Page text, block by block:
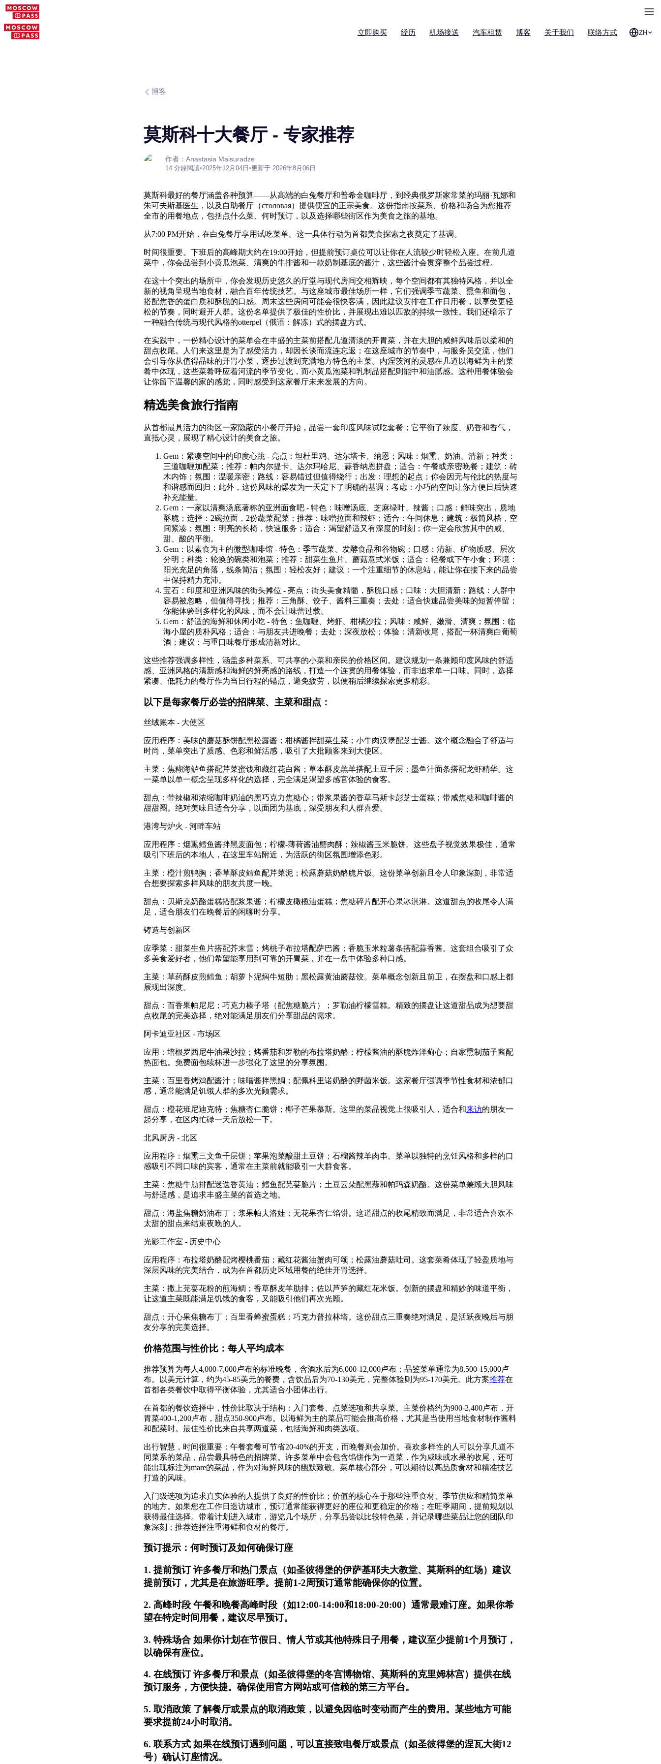
立即购买 经历 机场接送 汽车租赁 博客 关于我们 联络方式 ZH
博客
莫斯科十大餐厅 - 专家推荐
作者：Anastasia Maisuradze
14 分鐘閱讀•2025年12月04日 •更新于 2026年8月06日
莫斯科最好的餐厅涵盖各种预算——从高端的白兔餐厅和普希金咖啡厅，到经典俄罗斯家常菜的玛丽·瓦娜和
朱可夫斯基医生，以及自助餐厅（столовая）提供便宜的正宗美食。这份指南按菜系、价格和场合为您推荐
全市的用餐地点，包括点什么菜、何时预订，以及选择哪些街区作为美食之旅的基地。
从7:00 PM开始，在白兔餐厅享用试吃菜单。这一具体行动为首都美食探索之夜奠定了基调。
时间很重要。下班后的高峰期大约在19:00开始，但提前预订桌位可以让你在人流较少时轻松入座。在前几道
菜中，你会品尝到小黄瓜泡菜、清爽的牛排酱和一款奶制基底的酱汁，这些酱汁会贯穿整个品尝过程。
在这十个突出的场所中，你会发现历史悠久的厅堂与现代房间交相辉映，每个空间都有其独特风格，并以全
新的视角呈现当地食材，融合百年传统技艺。与这座城市最佳场所一样，它们强调季节蔬菜、熏鱼和面包，
搭配焦香的蛋白质和酥脆的口感。周末这些房间可能会很快客满，因此建议安排在工作日用餐，以享受更轻
松的节奏，同时避开人群。这份名单提供了极佳的性价比，并展现出难以匹敌的持续一致性。我们还暗示了
一种融合传统与现代风格的otterpel（俄语：解冻）式的摆盘方式。
在实践中，一份精心设计的菜单会在丰盛的主菜前搭配几道清淡的开胃菜，并在大胆的咸鲜风味后以柔和的
甜点收尾。人们来这里是为了感受活力，却因长谈而流连忘返；在这座城市的节奏中，与服务员交流，他们
会引导你从值得品味的开胃小菜，逐步过渡到充满地方特色的主菜。内涅茨河的灵感在几道以海鲜为主的菜
肴中体现，这些菜肴呼应着河流的季节变化，而小黄瓜泡菜和乳制品搭配则能中和油腻感。这种用餐体验会
让你留下温馨的家的感觉，同时感受到这家餐厅未来发展的方向。
精选美食旅行指南
从首都最具活力的街区一家隐蔽的小餐厅开始，品尝一套印度风味试吃套餐；它平衡了辣度、奶香和香气，
直抵心灵，展现了精心设计的美食之旅。
Gem：紧凑空间中的印度心跳 - 亮点：坦杜里鸡、达尔塔卡、纳恩；风味：烟熏、奶油、清新；种类：
三道咖喱加配菜；推荐：帕内尔提卡、达尔玛哈尼、蒜香纳恩拼盘；适合：午餐或亲密晚餐；建筑：砖
木内饰；氛围：温暖亲密；路线：容易错过但值得绕行；出发：理想的起点；你会因无与伦比的热度与
和谐感而回归；此外，这份风味的爆发为一天定下了明确的基调；考虑：小巧的空间让你方便日后快速
补充能量。
Gem：一家以清爽汤底著称的亚洲面食吧 - 特色：味噌汤底、芝麻绿叶、辣酱；口感：鲜味突出，质地
酥脆；选择：2碗拉面，2份蔬菜配菜；推荐：味噌拉面和辣虾；适合：午间休息；建筑：极简风格，空
间紧凑；氛围：明亮的长椅，快速服务；适合：渴望舒适又有深度的时刻；你一定会欣赏其中的咸、
甜、酸的平衡。
Gem：以素食为主的微型咖啡馆 - 特色：季节蔬菜、发酵食品和谷物碗；口感：清新、矿物质感、层次
分明；种类：轮换的碗类和泡菜；推荐：甜菜生鱼片、蘑菇意式米饭；适合：轻餐或下午小食；环境：
阳光充足的角落，线条简洁；氛围：轻松友好；建议：一个注重细节的休息站，能让你在接下来的品尝
中保持精力充沛。
宝石：印度和亚洲风味的街头摊位 - 亮点：街头美食精髓，酥脆口感；口味：大胆清新；路线：人群中
容易被忽略，但值得寻找；推荐：三角酥、饺子、酱料三重奏；去处：适合快速品尝美味的短暂停留；
你能体验到多样化的风味，而不会让味蕾过载。
Gem：舒适的海鲜和休闲小吃 - 特色：鱼咖喱、烤虾、柑橘沙拉；风味：咸鲜、嫩滑、清爽；氛围：临
海小屋的质朴风格；适合：与朋友共进晚餐；去处：深夜放松；体验：清新收尾，搭配一杯清爽白葡萄
酒；建议：与重口味餐厅形成清新对比。
这些推荐强调多样性，涵盖多种菜系、可共享的小菜和亲民的价格区间。建议规划一条兼顾印度风味的舒适
感、亚洲风格的清新感和海鲜的鲜亮感的路线，打造一个连贯的用餐体验，而非追求单一口味。同时，选择
紧凑、低耗力的餐厅作为当日行程的锚点，避免疲劳，以便稍后继续探索更多精彩。
以下是每家餐厅必尝的招牌菜、主菜和甜点：
丝绒账本 - 大使区
应用程序：美味的蘑菇酥饼配黑松露酱；柑橘酱拌甜菜生菜；小牛肉汉堡配芝士酱。这个概念融合了舒适与
时尚，菜单突出了质感、色彩和鲜活感，吸引了大批顾客来到大使区。
主菜：焦糊海鲈鱼搭配芹菜蜜饯和藏红花白酱；草本酥皮羔羊搭配土豆千层；墨鱼汁面条搭配龙虾精华。这
一菜单以单一概念呈现多样化的选择，完全满足渴望多感官体验的食客。
甜点：带辣椒和浓缩咖啡奶油的黑巧克力焦糖心；带浆果酱的香草马斯卡彭芝士蛋糕；带咸焦糖和咖啡酱的
甜甜圈。绝对美味且适合分享，以面团为基底，深受朋友和人群喜爱。
港湾与炉火 - 河畔车站
应用程序：烟熏鳕鱼酱拌黑麦面包；柠檬-薄荷酱油蟹肉酥；辣椒酱玉米脆饼。这些盘子视觉效果极佳，通常
吸引下班后的本地人，在这里车站附近，为活跃的街区氛围增添色彩。
主菜：橙汁煎鸭胸；香草酥皮鳕鱼配芹菜泥；松露蘑菇奶酪脆片饭。这份菜单创新且令人印象深刻，非常适
合想要探索多样风味的朋友共度一晚。
甜点：贝斯克奶酪蛋糕搭配浆果酱；柠檬皮橄榄油蛋糕；焦糖碎片配开心果冰淇淋。这道甜点的收尾令人满
足，适合朋友们在晚餐后的闲聊时分享。
铸造与创新区
应季菜：甜菜生鱼片搭配芥末雪；烤桃子布拉塔配萨巴酱；香脆玉米粒薯条搭配蒜香酱。这套组合吸引了众
多美食爱好者，他们希望能享用到可靠的开胃菜，并在一盘中体验多种口感。
主菜：草药酥皮煎鳕鱼；胡萝卜泥焖牛短肋；黑松露黄油蘑菇饺。菜单概念创新且前卫，在摆盘和口感上都
展现出深度。
甜点：百香果帕尼尼；巧克力榛子塔（配焦糖脆片）；罗勒油柠檬雪糕。精致的摆盘让这道甜品成为想要甜
点收尾的完美选择，绝对能满足朋友们分享甜品的需求。
阿卡迪亚社区 - 市场区
应用：培根罗西尼牛油果沙拉；烤番茄和罗勒的布拉塔奶酪；柠檬酱油的酥脆炸洋蓟心；自家熏制茄子酱配
热面包。免费面包续杯进一步强化了这里的分享氛围。
主菜：百里香烤鸡配酱汁；味噌酱拌黑鲷；配佩科里诺奶酪的野菌米饭。这家餐厅强调季节性食材和浓郁口
感，通常能满足饥饿人群的多次光顾需求。
甜点：橙花班尼迪克特；焦糖杏仁脆饼；椰子芒果慕斯。这里的菜品视觉上很吸引人，适合和来访的朋友一
起分享，在区内忙碌一天后放松一下。
北风厨房 - 北区
应用程序：烟熏三文鱼千层饼；苹果泡菜酸甜土豆饼；石榴酱辣羊肉串。菜单以独特的烹饪风格和多样的口
感吸引不同口味的宾客，通常在主菜前就能吸引一大群食客。
主菜：焦糖牛肋排配迷迭香黄油；鳕鱼配芫荽脆片；土豆云朵配黑蒜和帕玛森奶酪。这份菜单兼顾大胆风味
与舒适感，是追求丰盛主菜的首选之地。
甜点：海盐焦糖奶油布丁；浆果帕夫洛娃；无花果杏仁馅饼。这道甜点的收尾精致而满足，非常适合喜欢不
太甜的甜点来结束夜晚的人。
光影工作室 - 历史中心
应用程序：布拉塔奶酪配烤樱桃番茄；藏红花酱油蟹肉可颂；松露油蘑菇吐司。这套菜肴体现了轻盈质地与
深层风味的完美结合，成为在首都历史区域用餐的绝佳开胃选择。
主菜：撒上芫荽花粉的煎海鲷；香草酥皮羊肋排；佐以芦笋的藏红花米饭。创新的摆盘和精妙的味道平衡，
让这道主菜既能满足饥饿的食客，又能吸引他们再次光顾。
甜点：开心果焦糖布丁；百里香蜂蜜蛋糕；巧克力普拉林塔。这份甜点三重奏绝对满足，是活跃夜晚后与朋
友分享的完美选择。
价格范围与性价比：每人平均成本
推荐预算为每人4,000-7,000卢布的标准晚餐，含酒水后为6,000-12,000卢布；品鉴菜单通常为8,500-15,000卢
布。以美元计算，约为45-85美元的餐费，含饮品后为70-130美元，完整体验则为95-170美元。此方案推荐在
首都各类餐饮中取得平衡体验，尤其适合小团体出行。
在首都的餐饮选择中，性价比取决于结构：入门套餐、点菜选项和共享菜。主菜价格约为900-2,400卢布，开
胃菜400-1,200卢布，甜点350-900卢布。以海鲜为主的菜品可能会推高价格，尤其是当使用当地食材制作酱料
和配菜时。最佳性价比来自共享两道菜，包括海鲜和肉类选项。
出行智慧，时间很重要：午餐套餐可节省20-40%的开支，而晚餐则会加价。喜欢多样性的人可以分享几道不
同菜系的菜品，品尝最具特色的招牌菜。许多菜单中会包含馅饼作为一道菜，作为咸味或水果的收尾，还可
能出现标注为mare的菜品，作为对海鲜风味的幽默致敬。菜单核心部分，可以期待以高品质食材和精准技艺
打造的风味。
入门级选项为追求真实体验的人提供了良好的性价比；价值的核心在于那些注重食材、季节供应和精简菜单
的地方。如果您在工作日造访城市，预订通常能获得更好的座位和更稳定的价格；在旺季期间，提前规划以
获得最佳选择。带着计划进入城市，游览几个场所，分享品尝以比较特色菜，并记录哪些菜品让您的团队印
象深刻；推荐选择注重海鲜和食材的餐厅。
预订提示：何时预订及如何确保订座
1. 提前预订许多餐厅和热门景点（如圣彼得堡的伊萨基耶夫大教堂、莫斯科的红场）建议
提前预订，尤其是在旅游旺季。提前1-2周预订通常能确保你的位置。
2. 高峰时段 午餐和晚餐高峰时段（如12:00-14:00和18:00-20:00）通常最难订座。如果你希
望在特定时间用餐，建议尽早预订。
3. 特殊场合 如果你计划在节假日、情人节或其他特殊日子用餐，建议至少提前1个月预订，
以确保有座位。
4. 在线预订许多餐厅和景点（如圣彼得堡的冬宫博物馆、莫斯科的克里姆林宫）提供在线
预订服务，方便快捷。确保使用官方网站或可信赖的第三方平台。
5. 取消政策 了解餐厅或景点的取消政策，以避免因临时变动而产生的费用。某些地方可能
要求提前24小时取消。
6. 联系方式 如果在线预订遇到问题，可以直接致电餐厅或景点（如圣彼得堡的涅瓦大街12
号）确认订座情况。